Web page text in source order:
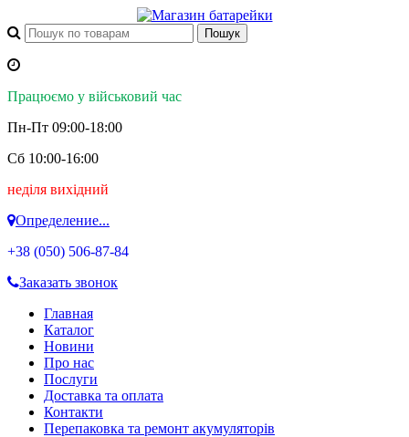
Працюємо у військовий час
Пн-Пт 09:00-18:00
Сб 10:00-16:00
неділя вихідний
Определение...
+38 (050) 506-87-84
Заказать звонок
Главная
Каталог
Новини
Про нас
Послуги
Доставка та оплата
Контакти
Перепаковка та ремонт акумуляторів